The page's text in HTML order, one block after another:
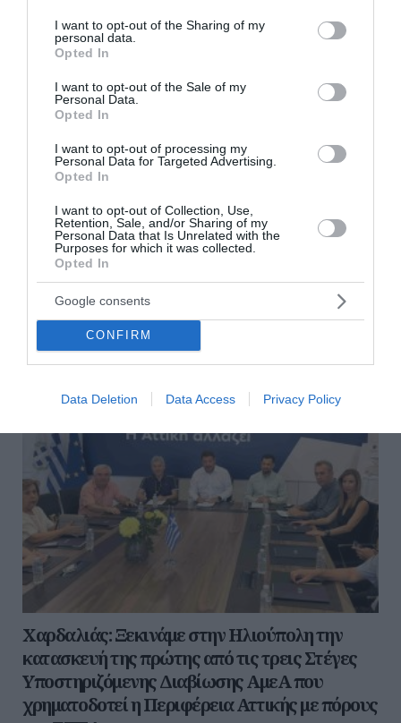
not limited to your visit or usage behaviour. You may click to
grant or deny consent to Google and its third-party tags to
use your data for below specified purposes in below Google
consent section.
I want to opt-out of the Sharing of my
personal data.
Opted In
I want to opt-out of the Sale of my
Personal Data.
Opted In
I want to opt-out of processing my
Personal Data for Targeted Advertising.
Opted In
I want to opt-out of Collection, Use,
Retention, Sale, and/or Sharing of my
Personal Data that Is Unrelated with the
Purposes for which it was collected.
Opted In
Google consents
CONFIRM
Data Deletion Data Access Privacy Policy
Ηλεία: Μαίνεται η φωτιά στο Μουζάκι - Καίει
αναγεννημένο πευκοδάσος
Σε εξέλιξη βρίσκεται η πυρκαγιά στο Μουζάκι Ηλείας
που εκδηλώθηκε το μεσημέρι της Κυριακής. Η φωτιά
καίει αναγεννημένο πευκοδάσος ενώ το σημείο που
Χαρδαλιάς: Ξεκινάμε στην Ηλιούπολη την
κατασκευή της πρώτης από τις τρεις Στέγες
Υποστηριζόμενης Διαβίωσης ΑμεΑ που
χρηματοδοτεί η Περιφέρεια Αττικής με πόρους